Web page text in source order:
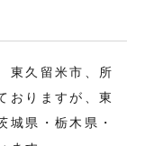
東久留米市、所
おりますが、東
城県・栃木県・